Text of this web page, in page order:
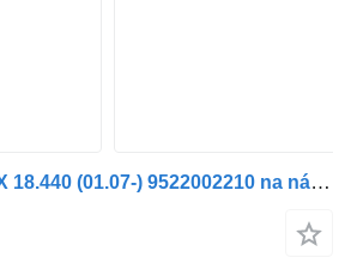
Hadica Haldex TGX 18.440 (01.07-) 9522002210 na nákladného auta MAN TGL, TGM, TGS, TGX (2005-2021)